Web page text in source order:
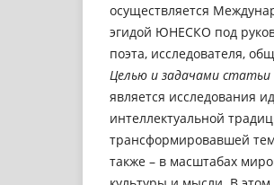
осуществляется
эгидой ЮНЕСКО под
поэта, исследователя,
Целью и задачами статьи
является исследования
интеллектуальной
трансформировавшей
также – в масштабах